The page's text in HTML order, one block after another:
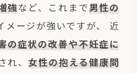
強など、これまで男性の
メージが強いですが、 近
の症状の改善や不妊症に
れ、 女性の抱える健康問